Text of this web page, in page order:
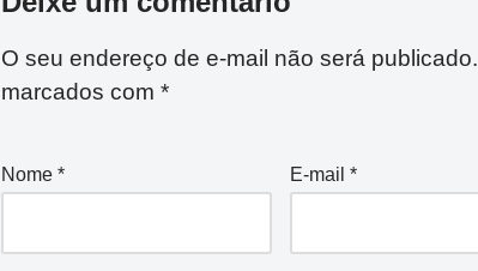
O seu endereço de e-mail não será publicado.
marcados com *
Nome * E-mail *